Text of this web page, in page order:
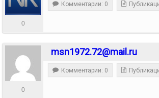
0
Комментарии: 0
msn1972.72@mail.ru
0
Комментарии: 0